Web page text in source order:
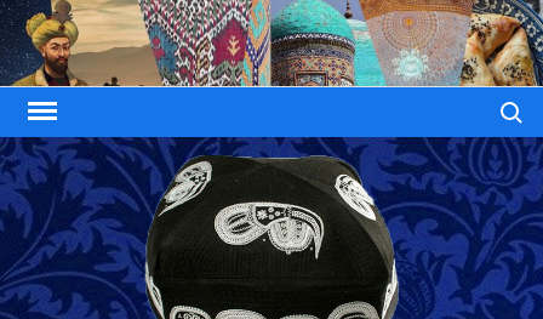
Skip
to
content